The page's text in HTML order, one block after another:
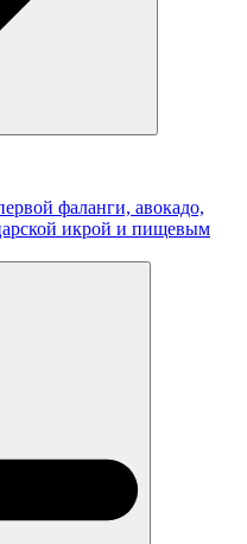
фаланги, авокадо,
икрой и пищевым